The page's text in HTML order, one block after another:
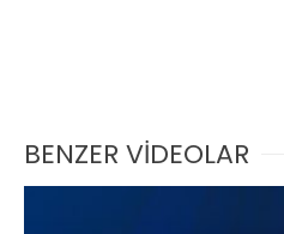
BENZER VİDEOLAR